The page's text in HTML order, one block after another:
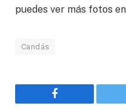
puedes ver más fotos
Candás
Facebook